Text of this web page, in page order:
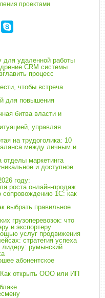
проектами
для удаленной работы
CRM системы
процесс
чтобы встреча
для повышения
битва власти и
управляя
на трудоголика: 10
между личным и
отделы маркетинга
и доступное
году:
роста онлайн-продаж
сопровождению 1С: как
выбрать правильное
грузоперевозок: что
и экспортеру
услуг продвижения
стратегия успеха
румынский
абонентское
Как открыть ООО или ИП